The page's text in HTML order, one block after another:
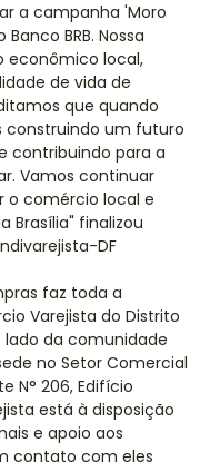
a campanha 'Moro
BRB. Nossa
econômico local,
de vida de
que quando
um futuro
contribuindo para a
Vamos continuar
o comércio local e
Brasília" finalizou
DF
faz toda a
Varejista do Distrito
lado da comunidade
no Setor Comercial
N° 206, Edifício
está à disposição
e apoio aos
contato com eles